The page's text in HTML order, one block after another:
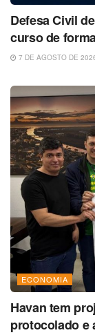
Defesa Civil
curso de
7 DE AGOSTO DE
ECONOMIA
Havan tem
protocolado e